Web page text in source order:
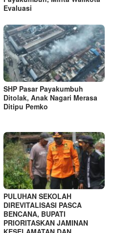
Evaluasi
SHP Pasar Payakumbuh
Ditolak, Anak Nagari Merasa
Ditipu Pemko
PULUHAN SEKOLAH
DIREVITALISASI PASCA
BENCANA, BUPATI
PRIORITASKAN JAMINAN